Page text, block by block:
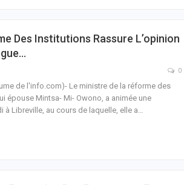
Des Institutions Rassure L’opinion
0
de l'info.com)- Le ministre de la réforme des
épouse Mintsa- Mi- Owono, a animée une
Libreville, au cours de laquelle, elle a…